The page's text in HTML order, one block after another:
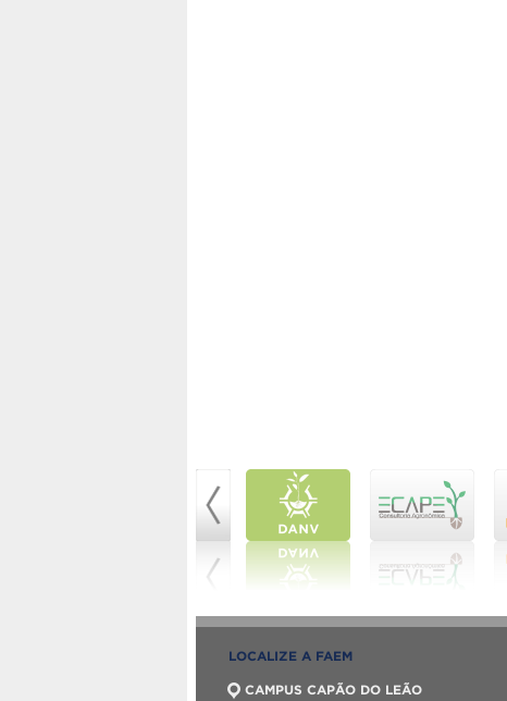
LOCALIZE A FAEM
CAMPUS CAPÃO DO LEÃO